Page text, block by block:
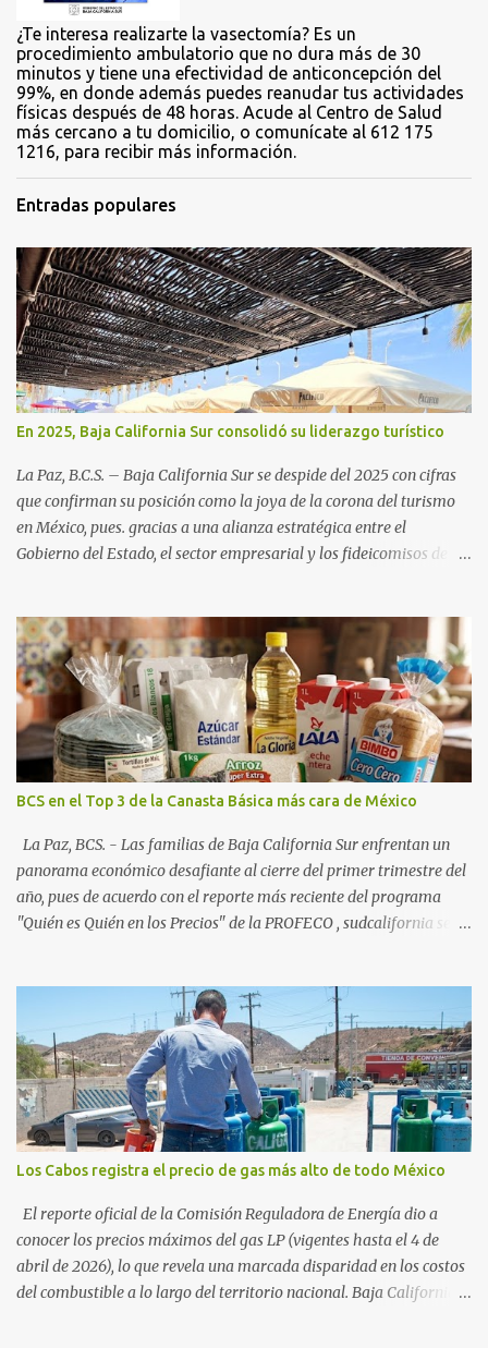
¿Te interesa realizarte la vasectomía? Es un
procedimiento ambulatorio que no dura más de 30
minutos y tiene una efectividad de anticoncepción del
99%, en donde además puedes reanudar tus actividades
físicas después de 48 horas. Acude al Centro de Salud
más cercano a tu domicilio, o comunícate al 612 175
1216, para recibir más información.
Entradas populares
En 2025, Baja California Sur consolidó su liderazgo turístico
La Paz, B.C.S. – Baja California Sur se despide del 2025 con cifras
que confirman su posición como la joya de la corona del turismo
en México, pues. gracias a una alianza estratégica entre el
Gobierno del Estado, el sector empresarial y los fideicomisos de
una derrama económica sin precedentes. Las proyecciones para
este periodo vacacional son optimistas, con un promedio estatal
que supera el 70% . Sin embargo, la sorpresa del año la ha dado el
norte del estado. Comondú encabeza las expectativas con un
impresionante 89% de ocupación, impulsado por el interés
creciente en el turismo de naturaleza. Le siguen destinos
consolidados y emergentes: Los Cabos: 72% promedio (esperando
picos del 79% en Año Nuevo). La Paz: 66%. Loreto: 58%. Mulegé:
54%. "Estamos viendo un fenómeno de diversificación. Ya no solo
vienen por el lujo de Los Cabos, sino por la aut...
BCS en el Top 3 de la Canasta Básica más cara de México
La Paz, BCS. - Las familias de Baja California Sur enfrentan un
panorama económico desafiante al cierre del primer trimestre del
año, pues de acuerdo con el reporte más reciente del programa
"Quién es Quién en los Precios" de la PROFECO , sudcalifornia se
datos correspondientes al cierre de marzo y la primera semana de
abril revelan que adquirir el paquete de los 24 productos
esenciales alcanzó un precio de 942.50 pesos en la ciudad de La Paz
. Este monto fue detectado específicamente en el establecimiento
Bodega Aurrera ubicado en el fraccionamiento Camino Real,
superando la barrera de los 910 pesos establecida como meta por
el gobierno federal en el Paquete Contra la Inflación y la Carestía
(PACIC). Dentro del análisis por zonas geográficas, la entidad se
ubica en la región Centro-Norte , que comparte con estados como
Aguascaliente...
Los Cabos registra el precio de gas más alto de todo México
El reporte oficial de la Comisión Reguladora de Energía dio a
conocer los precios máximos del gas LP (vigentes hasta el 4 de
abril de 2026), lo que revela una marcada disparidad en los costos
del combustible a lo largo del territorio nacional. Baja California